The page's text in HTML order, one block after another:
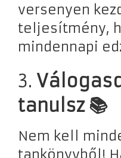
versenyen
teljesítmény,
mindennapi
3.
tanulsz 📚
Nem kell
tankönyvből!